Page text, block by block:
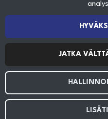
JATKA
Tietosuojaseloste
Seuraa sosiaalisessa